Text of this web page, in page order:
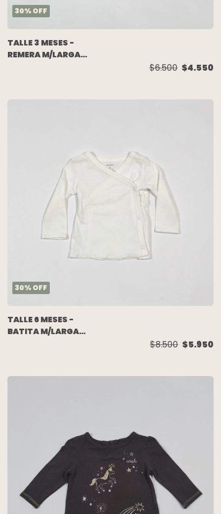
30% OFF
TALLE 3 MESES -
REMERA M/LARGA
$6.500 $4.550
30% OFF
TALLE 6 MESES -
BATITA M/LARGA
$8.500 $5.950